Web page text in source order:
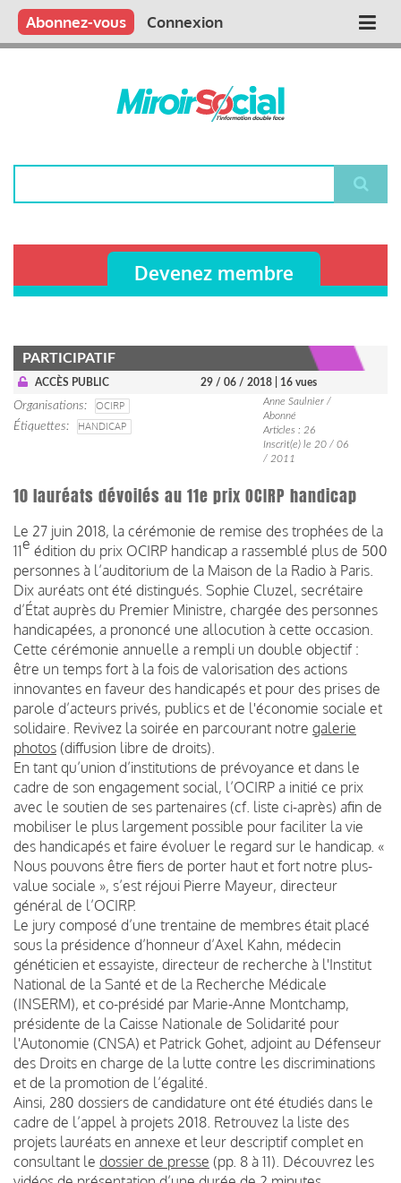
Aller
contenu
Main
Qui sommes nous ?
Vous publiez
Nous publions
Contactez-nous
Abonnez-vous Connexion
Devenez membre
PARTICIPATIF
ACCÈS PUBLIC 29 / 06 / 2018 | 16 vues
Organisations
OCIRP
Étiquettes
HANDICAP
Anne Saulnier /
Abonné
Articles : 26
Inscrit(e) le 20 / 06
/ 2011
10 lauréats dévoilés au 11e prix OCIRP handicap
Le 27 juin 2018, la cérémonie de remise des trophées de la
11e édition du prix OCIRP handicap a rassemblé plus de 500
personnes à l’auditorium de la Maison de la Radio à Paris.
Dix auréats ont été distingués. Sophie Cluzel, secrétaire
d’État auprès du Premier Ministre, chargée des personnes
handicapées, a prononcé une allocution à cette occasion.
Cette cérémonie annuelle a rempli un double objectif :
être un temps fort à la fois de valorisation des actions
innovantes en faveur des handicapés et pour des prises de
parole d’acteurs privés, publics et de l'économie sociale et
solidaire. Revivez la soirée en parcourant notre galerie
photos (diffusion libre de droits).
En tant qu’union d’institutions de prévoyance et dans le
cadre de son engagement social, l’OCIRP a initié ce prix
avec le soutien de ses partenaires (cf. liste ci-après) afin de
mobiliser le plus largement possible pour faciliter la vie
des handicapés et faire évoluer le regard sur le handicap. «
Nous pouvons être fiers de porter haut et fort notre plus-
value sociale », s’est réjoui Pierre Mayeur, directeur
général de l’OCIRP.
Le jury composé d’une trentaine de membres était placé
sous la présidence d’honneur d’Axel Kahn, médecin
généticien et essayiste, directeur de recherche à l'Institut
National de la Santé et de la Recherche Médicale
(INSERM), et co-présidé par Marie-Anne Montchamp,
présidente de la Caisse Nationale de Solidarité pour
l'Autonomie (CNSA) et Patrick Gohet, adjoint au Défenseur
des Droits en charge de la lutte contre les discriminations
et de la promotion de l’égalité.
Ainsi, 280 dossiers de candidature ont été étudiés dans le
cadre de l’appel à projets 2018. Retrouvez la liste des
projets lauréats en annexe et leur descriptif complet en
consultant le dossier de presse (pp. 8 à 11). Découvrez les